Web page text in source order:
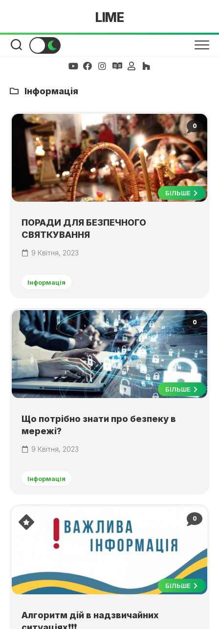
LIME
Інформація
0
БІЛЬШЕ
ПОРАДИ ДЛЯ БЕЗПЕЧНОГО
СВЯТКУВАННЯ
9 Квітня, 2023
Інформація
0
БІЛЬШЕ
Що потрібно знати про безпеку в
мережі?
9 Квітня, 2023
Інформація
0
БІЛЬШЕ
Алгоритм дій в надзвичайних